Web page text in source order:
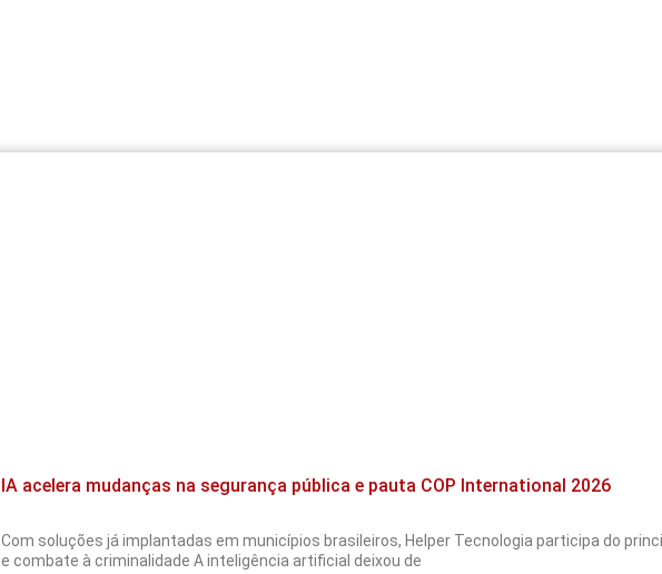
IA acelera mudanças na segurança pública e pauta COP International 2026
Com soluções já implantadas em municípios brasileiros, Helper Tecnologia participa do
e combate à criminalidade A inteligência artificial deixou de